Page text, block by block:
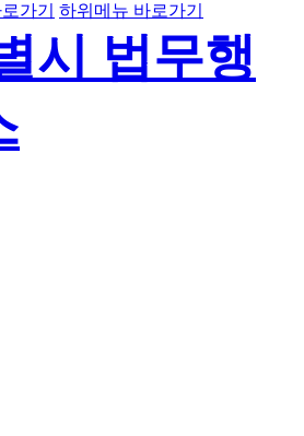
가기 하위메뉴 바로가기